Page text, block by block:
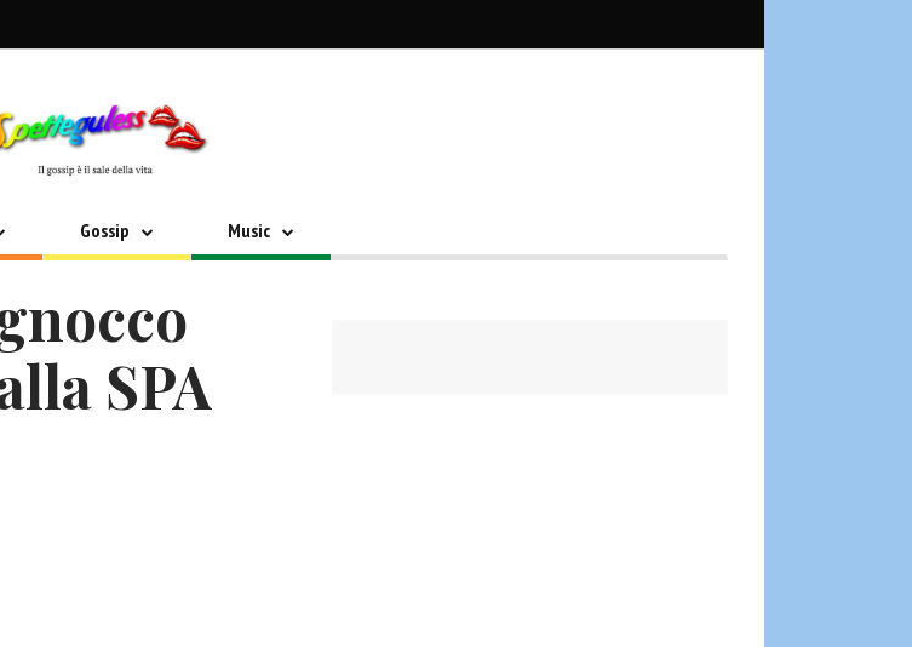
Gossip Music
SPA